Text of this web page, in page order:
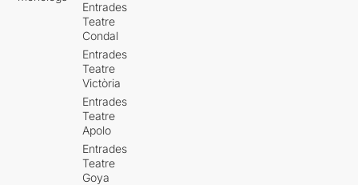
Entrades
Teatre
Condal
Entrades
Teatre
Victòria
Entrades
Teatre
Apolo
Entrades
Teatre
Goya